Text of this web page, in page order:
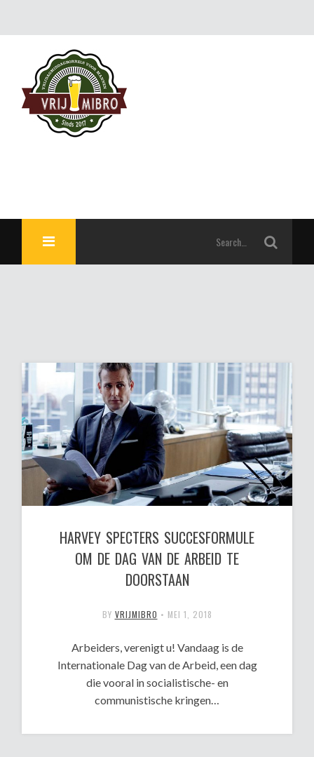
HARVEY SPECTERS SUCCESFORMULE
OM DE DAG VAN DE ARBEID TE
DOORSTAAN
BY VRIJMIBRO • MEI 1, 2018
Arbeiders, verenigt u! Vandaag is de
Internationale Dag van de Arbeid, een dag
die vooral in socialistische- en
communistische kringen…